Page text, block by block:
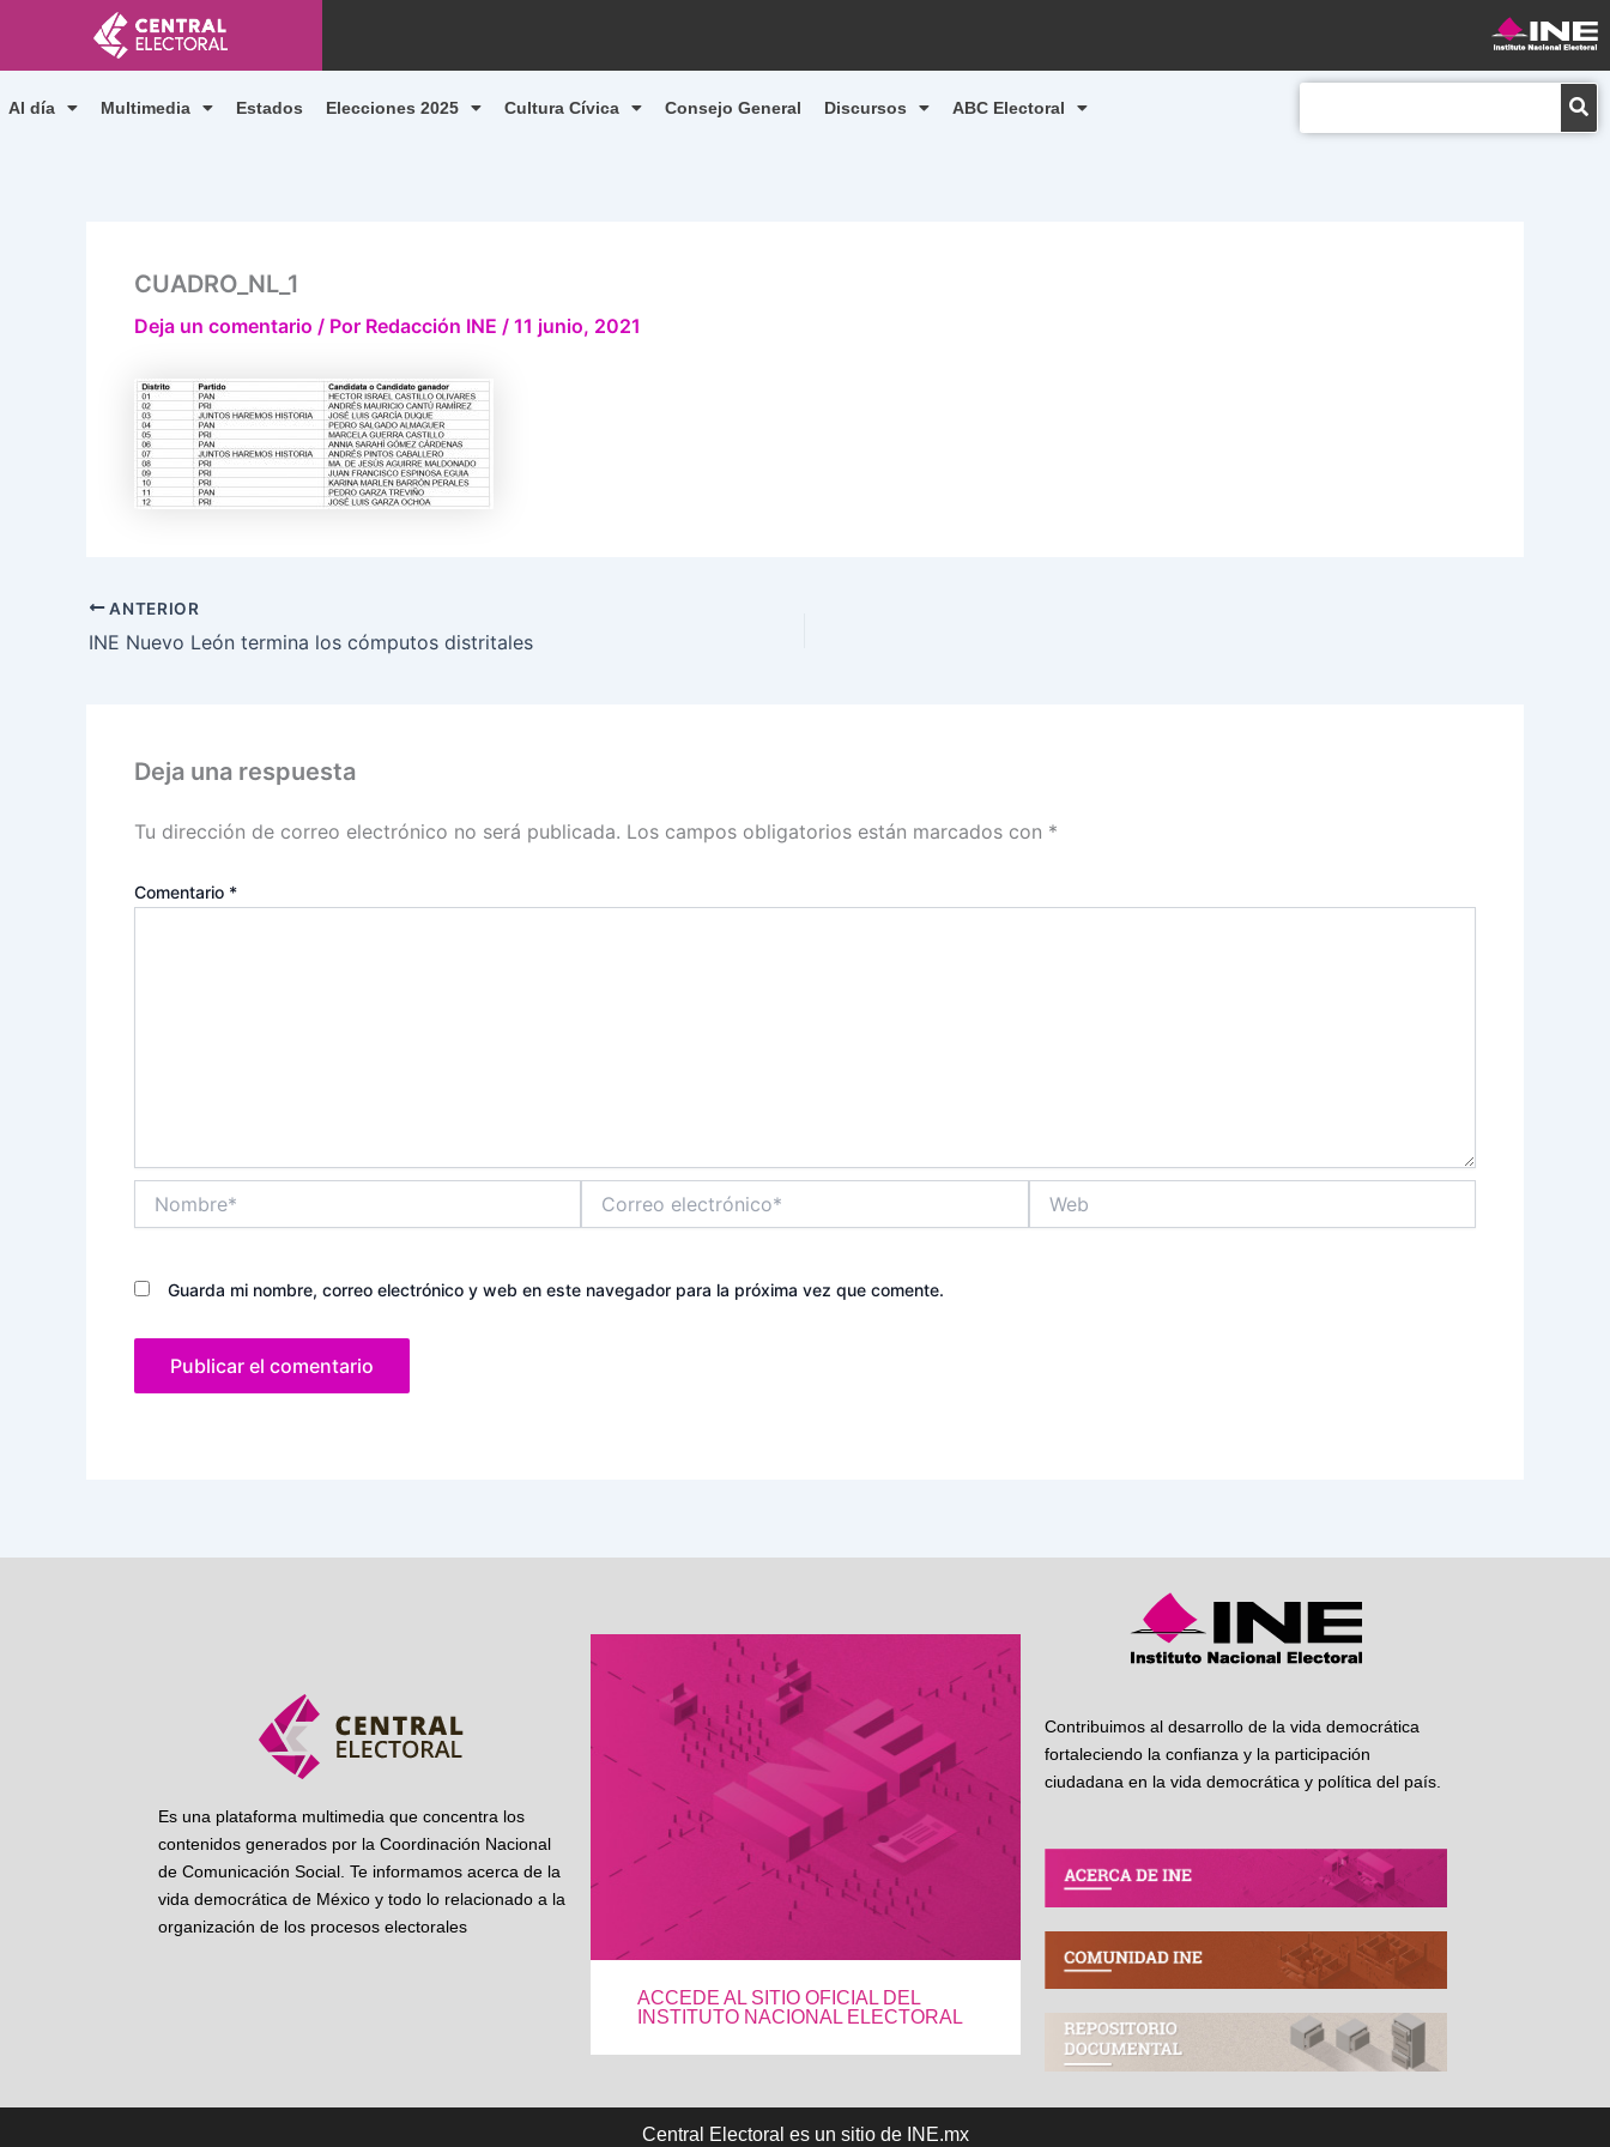
contenido
Al día Multimedia Estados Elecciones 2025 Cultura Cívica Consejo General Discursos ABC Electoral
CUADRO_NL_1
Deja un comentario / Por Redacción INE / 11 junio, 2021
ANTERIOR
INE Nuevo León termina los cómputos distritales
Deja una respuesta
Tu dirección de correo electrónico no será publicada. Los campos obligatorios están marcados con *
Comentario *
electrónico*
Guarda mi nombre, correo electrónico y web en este navegador para la próxima vez que comente.
Es una plataforma multimedia que concentra los
contenidos generados por la Coordinación Nacional
de Comunicación Social. Te informamos acerca de la
vida democrática de México y todo lo relacionado a la
organización de los procesos electorales
ACCEDE AL SITIO OFICIAL DEL
INSTITUTO NACIONAL ELECTORAL
Contribuimos al desarrollo de la vida democrática
fortaleciendo la confianza y la participación
ciudadana en la vida democrática y política del país.
Central Electoral es un sitio de INE.mx